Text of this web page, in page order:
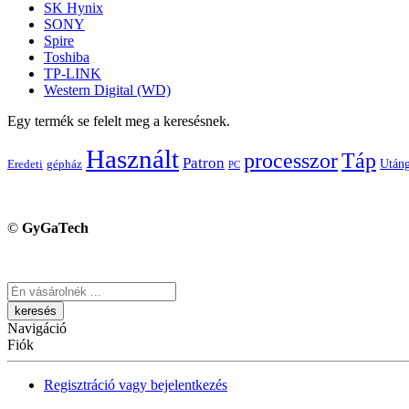
SK Hynix
SONY
Spire
Toshiba
TP-LINK
Western Digital (WD)
Egy termék se felelt meg a keresésnek.
Eredeti gépház Használt Patron PC processzorTáp
© GyGaTech
Keresés
Navigáció
Fiók
Regisztráció vagy bejelentkezés